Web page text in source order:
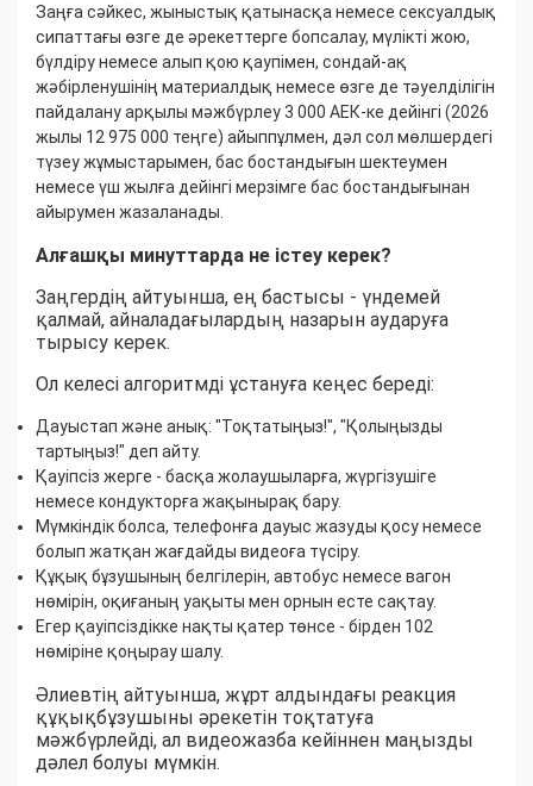
Заңға сәйкес, жыныстық қатынасқа немесе сексуалдық
сипаттағы өзге де әрекеттерге бопсалау, мүлікті жою,
бүлдіру немесе алып қою қаупімен, сондай-ақ
жәбірленушінің материалдық немесе өзге де тәуелділігін
пайдалану арқылы мәжбүрлеу 3 000 АЕК-ке дейінгі (2026
жылы 12 975 000 теңге) айыппұлмен, дәл сол мөлшердегі
түзеу жұмыстарымен, бас бостандығын шектеумен
немесе үш жылға дейінгі мерзімге бас бостандығынан
айырумен жазаланады.
Алғашқы минуттарда не істеу керек?
Заңгердің айтуынша, ең бастысы - үндемей
қалмай, айналадағылардың назарын аударуға
тырысу керек.
Ол келесі алгоритмді ұстануға кеңес береді:
Дауыстап және анық: "Тоқтатыңыз!", "Қолыңызды
тартыңыз!" деп айту.
Қауіпсіз жерге - басқа жолаушыларға, жүргізушіге
немесе кондукторға жақынырақ бару.
Мүмкіндік болса, телефонға дауыс жазуды қосу немесе
болып жатқан жағдайды видеоға түсіру.
Құқық бұзушының белгілерін, автобус немесе вагон
нөмірін, оқиғаның уақыты мен орнын есте сақтау.
Егер қауіпсіздікке нақты қатер төнсе - бірден 102
нөміріне қоңырау шалу.
Әлиевтің айтуынша, жұрт алдындағы реакция
құқықбұзушыны әрекетін тоқтатуға
мәжбүрлейді, ал видеожазба кейіннен маңызды
дәлел болуы мүмкін.